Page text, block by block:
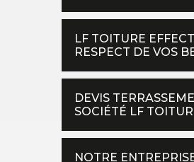
LF TOITURE
RESPECT DE VOS
DEVIS
SOCIÉTÉ LF
NOTRE